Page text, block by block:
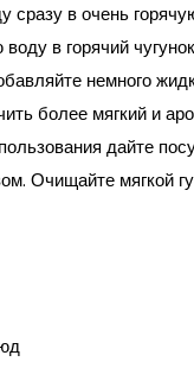
сразу в очень
в горячий
немного
более мягкий и
дайте
Очищайте мягкой